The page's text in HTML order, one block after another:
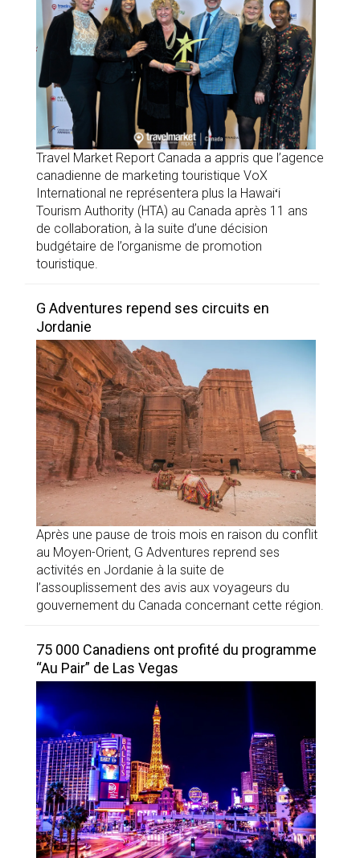
Travel Market Report Canada a appris que l’agence
canadienne de marketing touristique VoX
International ne représentera plus la Hawaiʻi
Tourism Authority (HTA) au Canada après 11 ans
de collaboration, à la suite d’une décision
budgétaire de l’organisme de promotion
touristique.
G Adventures repend ses circuits en
Jordanie
Après une pause de trois mois en raison du conflit
au Moyen-Orient, G Adventures reprend ses
activités en Jordanie à la suite de
l’assouplissement des avis aux voyageurs du
gouvernement du Canada concernant cette région.
75 000 Canadiens ont profité du programme
“Au Pair” de Las Vegas